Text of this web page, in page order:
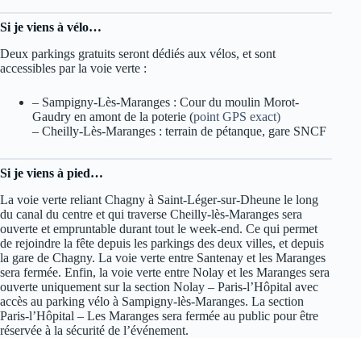
Si je viens à vélo…
Deux parkings gratuits seront dédiés aux vélos, et sont
accessibles par la voie verte :
– Sampigny-Lès-Maranges : Cour du moulin Morot-
Gaudry en amont de la poterie (point GPS exact)
– Cheilly-Lès-Maranges : terrain de pétanque, gare SNCF
Si je viens à pied…
La voie verte reliant Chagny à Saint-Léger-sur-Dheune le long
du canal du centre et qui traverse Cheilly-lès-Maranges sera
ouverte et empruntable durant tout le week-end. Ce qui permet
de rejoindre la fête depuis les parkings des deux villes, et depuis
la gare de Chagny. La voie verte entre Santenay et les Maranges
sera fermée. Enfin, la voie verte entre Nolay et les Maranges sera
ouverte uniquement sur la section Nolay – Paris-l’Hôpital avec
accès au parking vélo à Sampigny-lès-Maranges. La section
Paris-l’Hôpital – Les Maranges sera fermée au public pour être
réservée à la sécurité de l’événement.